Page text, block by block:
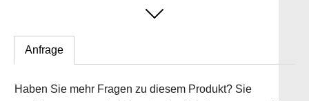
Tafel wird einfach in das flache silberne
damit das Panel bereits. Optional kann das Panel
rückseitig mit Teppichklebeband fixiert werden. Die
Größen lieferbar: Breite 5 cm (für zwei Standfüße),
Anfrage
Haben Sie mehr Fragen zu diesem Produkt? Sie